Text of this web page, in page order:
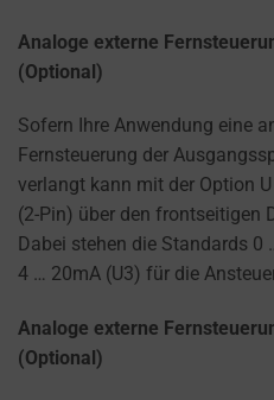
Analoge externe
(Optional)
Sofern Ihre Anwendung eine
Fernsteuerung der
verlangt kann mit der Option
(2-Pin) über den frontseitigen
Dabei stehen die Standards 0
4 … 20mA (U3) für die
Analoge externe
(Optional)